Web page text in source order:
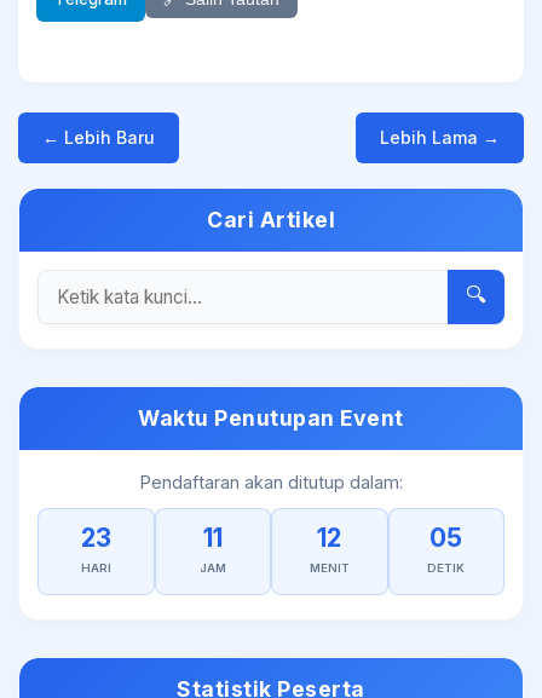
← Lebih Baru Lebih Lama →
Cari Artikel
🔍
Waktu Penutupan Event
Pendaftaran akan ditutup dalam:
23
HARI
11
JAM
12
MENIT
05
DETIK
Statistik Peserta